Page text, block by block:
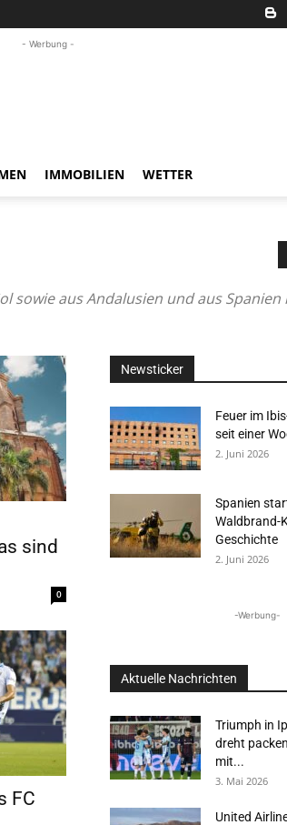
- Werbung -
IMMOBILIEN WETTER
sowie aus Andalusien und aus Spanien
sind
0
FC
Newsticker
Feuer im
seit einer
2. Juni 2026
Spanien
Waldbrand-
Geschichte
2. Juni 2026
-Werbung-
Aktuelle Nachrichten
Triumph in
dreht
mit...
3. Mai 2026
United